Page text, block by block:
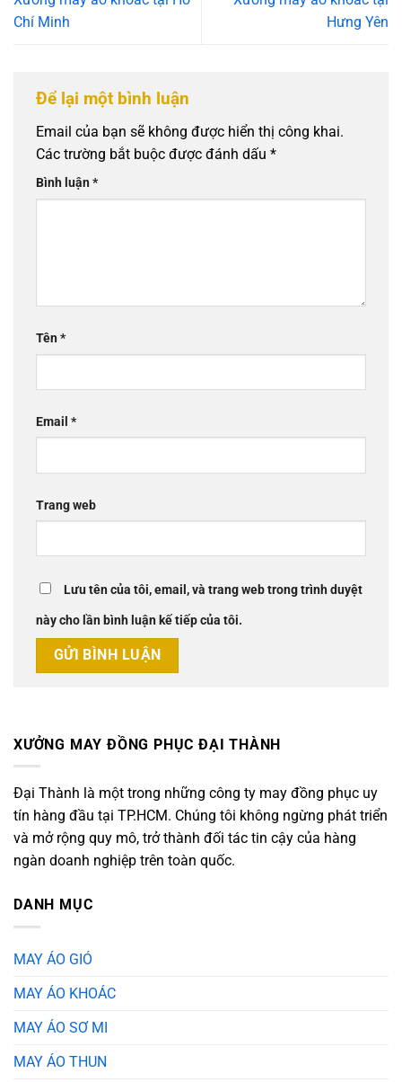
Chí Minh
Hưng Yên
Để lại một bình luận
Email của bạn sẽ không được hiển thị công khai.
Các trường bắt buộc được đánh dấu *
Bình luận*
Tên*
Email *
Trang web
Lưu tên của tôi, email, và trang web trong trình duyệt
này cho lần bình luận kế tiếp của tôi.
XƯỞNG MAY ĐỒNG PHỤC ĐẠI THÀNH
Đại Thành là một trong những công ty may đồng phục uy
tín hàng đầu tại TP.HCM. Chúng tôi không ngừng phát triển
và mở rộng quy mô, trở thành đối tác tin cậy của hàng
ngàn doanh nghiệp trên toàn quốc.
DANH MỤC
MAY ÁO GIÓ
MAY ÁO KHOÁC
MAY ÁO SƠ MI
MAY ÁO THUN